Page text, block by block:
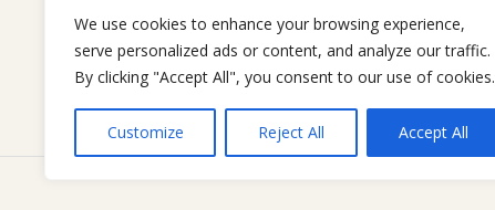
We use cookies to enhance your browsing experience,
serve personalized ads or content, and analyze our traffic.
By clicking "Accept All", you consent to our use of cookies.
Customize Reject All Accept All